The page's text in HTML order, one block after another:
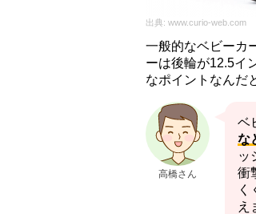
出典: www.curio-web.com
一般的なベビーカ
ーは後輪が12.5イ
なポイントなんだ
高橋さん
ベ
な
ッ
衝
く
え